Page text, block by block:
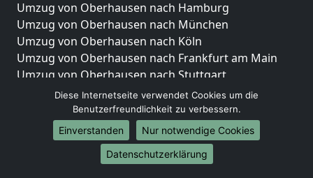
Umzug von Oberhausen nach Hamburg
Umzug von Oberhausen nach München
Umzug von Oberhausen nach Köln
Umzug von Oberhausen nach Frankfurt am Main
Umzug von Oberhausen nach Stuttgart
Umzug von Oberhausen nach Düsseldorf
Umzug von Oberhausen nach Leipzig
Umzug von Oberhausen nach Dortmund
Umzug von Oberhausen nach Essen
Umzug von Oberhausen nach Bremen
Diese Internetseite verwendet Cookies um die
Benutzerfreundlichkeit zu verbessern.
Einverstanden
Nur notwendige Cookies
Datenschutzerklärung